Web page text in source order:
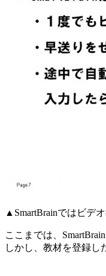
▲SmartBrainではビデ
ここまでは、
しかし、教材を登録し